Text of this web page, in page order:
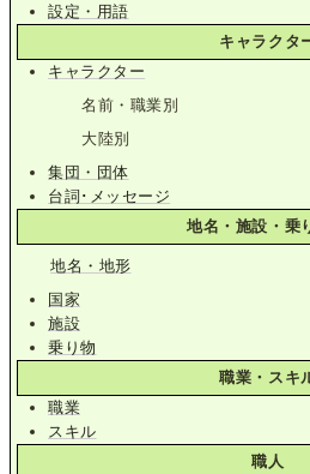
設定・用語
キャラクタ
キャラクター
名前・職業別
大陸別
集団・団体
台詞･メッセージ
地名・施設・乗
地名・地形
国家
施設
乗り物
職業・スキ
職業
スキル
職人